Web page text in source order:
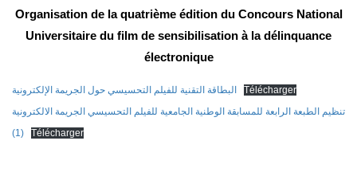
Organisation de la quatrième édition du Concours National
Universitaire du film de sensibilisation à la délinquance
électronique
البطاقة التقنية للفيلم التحسيسي حول الجريمة الإلكترونية
Télécharger
تنظيم الطبعة الرابعة للمسابقة الوطنية الجامعية للفيلم التحسيسي الجريمة الالكترونية
(1)
Télécharger